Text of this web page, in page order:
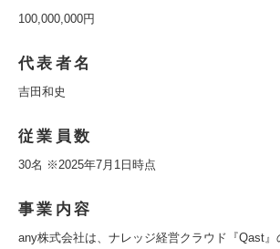
100,000,000円
代表者名
吉田和史
従業員数
30名 ※2025年7月1日時点
事業内容
any株式会社は、ナレッジ経営クラウド『Qast